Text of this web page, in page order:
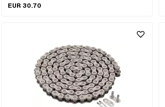
Nombre de maillons: 128 pcs · Circonférence de roulement:
EUR 30.70